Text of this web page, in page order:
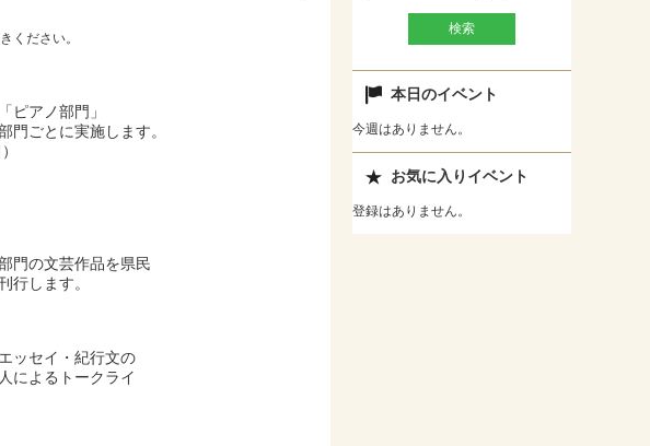
ください。
アノ部門」
とに実施します。
門の文芸作品を県民
します。
ッセイ・紀行文の
よるトークライ
本日のイベント
今週はありません。
お気に入りイベント
登録はありません。